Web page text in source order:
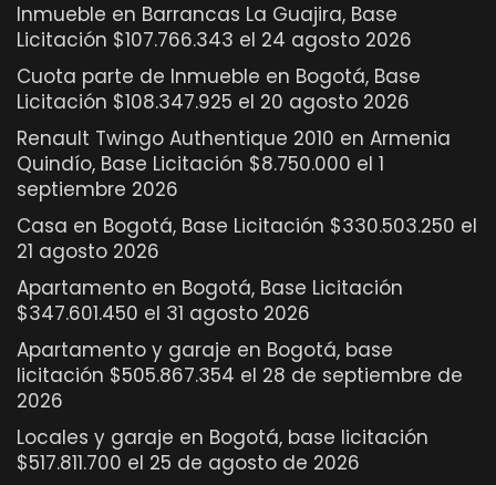
Inmueble en Barrancas La Guajira, Base
Licitación $107.766.343 el 24 agosto 2026
Cuota parte de Inmueble en Bogotá, Base
Licitación $108.347.925 el 20 agosto 2026
Renault Twingo Authentique 2010 en Armenia
Quindío, Base Licitación $8.750.000 el 1
septiembre 2026
Casa en Bogotá, Base Licitación $330.503.250 el
21 agosto 2026
Apartamento en Bogotá, Base Licitación
$347.601.450 el 31 agosto 2026
Apartamento y garaje en Bogotá, base
licitación $505.867.354 el 28 de septiembre de
2026
Locales y garaje en Bogotá, base licitación
$517.811.700 el 25 de agosto de 2026